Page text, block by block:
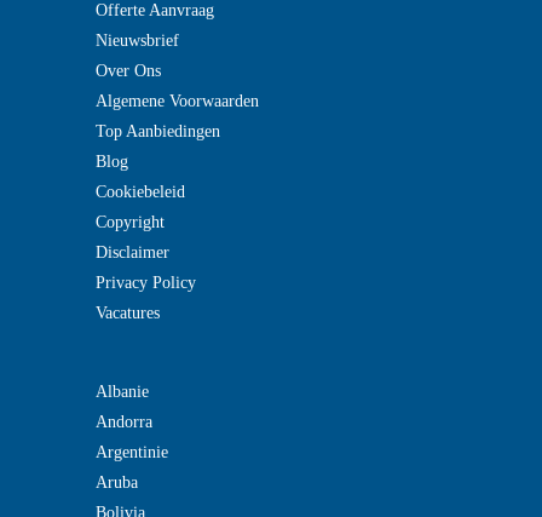
Offerte Aanvraag
Nieuwsbrief
Over Ons
Algemene Voorwaarden
Top Aanbiedingen
Blog
Cookiebeleid
Copyright
Disclaimer
Privacy Policy
Vacatures
Albanie
Andorra
Argentinie
Aruba
Bolivia